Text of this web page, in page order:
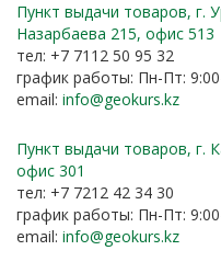
Пункт выдачи товаров, г.
Назарбаева 215, офис 513
тел: +7 7112 50 95 32
график работы: Пн-Пт:
email: info@geokurs.kz
Пункт выдачи товаров, г.
офис 301
тел: +7 7212 42 34 30
график работы: Пн-Пт:
email: info@geokurs.kz